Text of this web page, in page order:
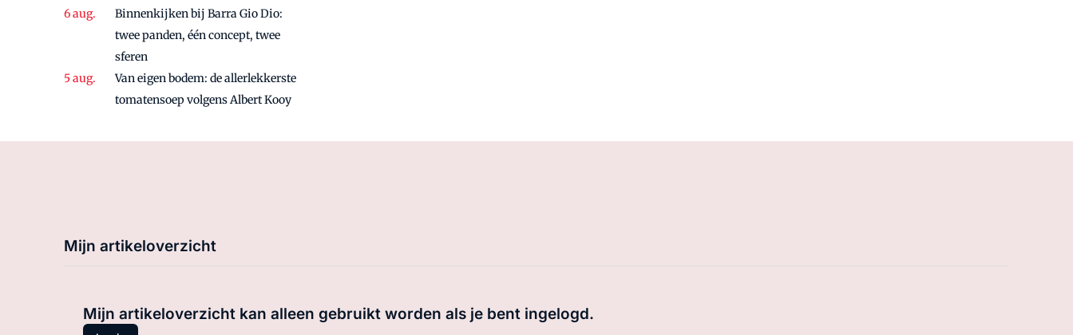
Binnenkijken bij Barra Gio Dio:
twee panden, één concept, twee
sferen
Van eigen bodem: de allerlekkerste
tomatensoep volgens Albert Kooy
Mijn artikeloverzicht
Mijn artikeloverzicht kan alleen gebruikt worden als je bent ingelogd.